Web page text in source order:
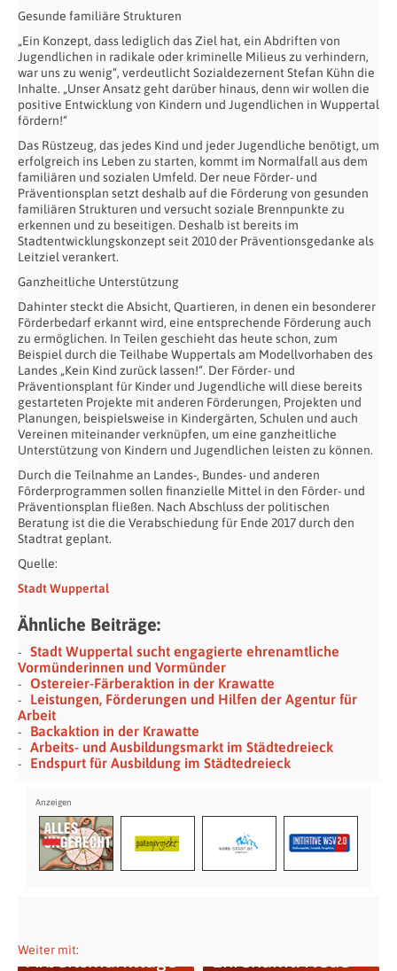
Gesunde familiäre Strukturen
„Ein Konzept, dass lediglich das Ziel hat, ein Abdriften von
Jugendlichen in radikale oder kriminelle Milieus zu verhindern,
war uns zu wenig“, verdeutlicht Sozialdezernent Stefan Kühn die
Inhalte. „Unser Ansatz geht darüber hinaus, denn wir wollen die
positive Entwicklung von Kindern und Jugendlichen in Wuppertal
fördern!“
Das Rüstzeug, das jedes Kind und jeder Jugendliche benötigt, um
erfolgreich ins Leben zu starten, kommt im Normalfall aus dem
familiären und sozialen Umfeld. Der neue Förder- und
Präventionsplan setzt deshalb auf die Förderung von gesunden
familiären Strukturen und versucht soziale Brennpunkte zu
erkennen und zu beseitigen. Deshalb ist bereits im
Stadtentwicklungskonzept seit 2010 der Präventionsgedanke als
Leitziel verankert.
Ganzheitliche Unterstützung
Dahinter steckt die Absicht, Quartieren, in denen ein besonderer
Förderbedarf erkannt wird, eine entsprechende Förderung auch
zu ermöglichen. In Teilen geschieht das heute schon, zum
Beispiel durch die Teilhabe Wuppertals am Modellvorhaben des
Landes „Kein Kind zurück lassen!“. Der Förder- und
Präventionsplant für Kinder und Jugendliche will diese bereits
gestarteten Projekte mit anderen Förderungen, Projekten und
Planungen, beispielsweise in Kindergärten, Schulen und auch
Vereinen miteinander verknüpfen, um eine ganzheitliche
Unterstützung von Kindern und Jugendlichen leisten zu können.
Durch die Teilnahme an Landes-, Bundes- und anderen
Förderprogrammen sollen finanzielle Mittel in den Förder- und
Präventionsplan fließen. Nach Abschluss der politischen
Beratung ist die die Verabschiedung für Ende 2017 durch den
Stadtrat geplant.
Quelle:
Stadt Wuppertal
Ähnliche Beiträge:
Stadt Wuppertal sucht engagierte ehrenamtliche
Vormünderinnen und Vormünder
Ostereier-Färberaktion in der Krawatte
Leistungen, Förderungen und Hilfen der Agentur für
Arbeit
Backaktion in der Krawatte
Arbeits- und Ausbildungsmarkt im Städtedreieck
Endspurt für Ausbildung im Städtedreieck
Weiter mit:
Arbeitsmarktlage
Ehrenamt: Neue